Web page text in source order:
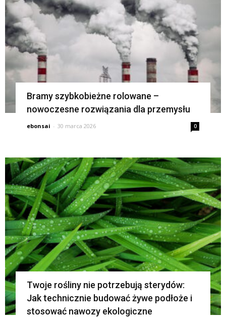
Bramy szybkobieżne rolowane –
nowoczesne rozwiązania dla przemysłu
ebonsai - 30 marca 2026 0
Twoje rośliny nie potrzebują sterydów:
Jak technicznie budować żywe podłoże i
stosować nawozy ekologiczne